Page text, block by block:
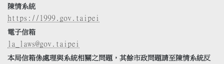
陳情系統
https://1999.gov.taipei
電子信箱
la_laws@gov.taipei
本局信箱係處理與系統相關之問題，其餘市政問題請至陳情系統反